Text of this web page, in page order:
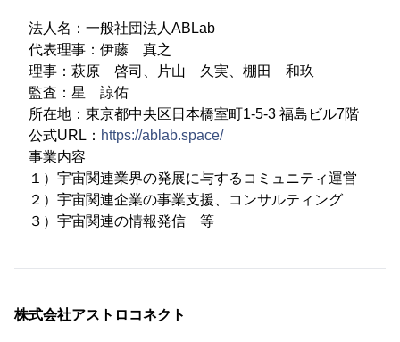
法人名：一般社団法人ABLab
代表理事：伊藤 真之
理事：萩原 啓司、片山 久実、棚田 和玖
監査：星 諒佑
所在地：東京都中央区日本橋室町1-5-3 福島ビル7階
公式URL： https://ablab.space/
事業内容
１）宇宙関連業界の発展に与するコミュニティ運営
２）宇宙関連企業の事業支援、コンサルティング
３）宇宙関連の情報発信 等
株式会社アストロコネクト